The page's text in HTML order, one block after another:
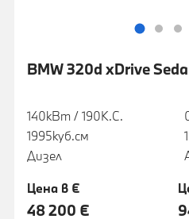
BMW 320d xDrive
140кВт / 190К.С.
1995куб.cм
Дизел
Цена в €
48 200 €